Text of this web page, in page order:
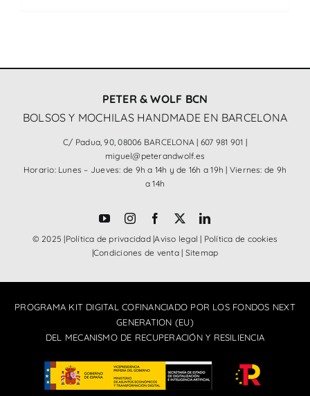
PETER & WOLF BCN
BOLSOS Y MOCHILAS HANDMADE EN BARCELONA
C/ Padua, 90, 08006 BARCELONA | 607 981 901 |
miguel@peterandwolf.es
Horario: Lunes – Jueves: de 9h a 14h y de 16h a 19h | Viernes: de 9h
a 14h
© 2025 |Política de privacidad|Aviso legal | Política de cookies
|Condiciones de venta| Sitemap
PROGRAMA KIT DIGITAL COFINANCIADO POR LOS FONDOS NEXT
GENERATION (EU)
DEL MECANISMO DE RECUPERACIÓN Y RESILIENCIA